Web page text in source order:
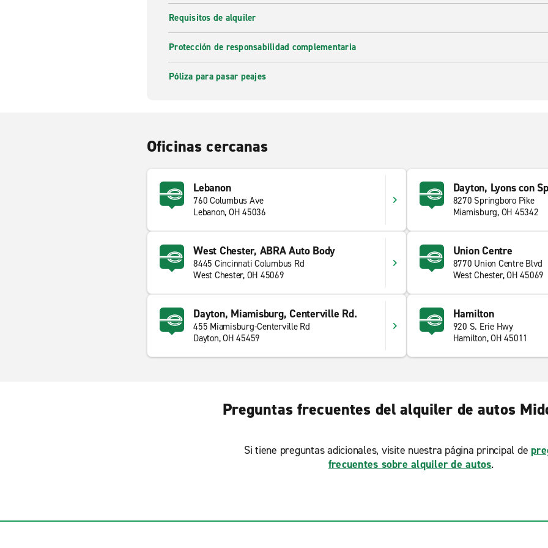
Requisitos de alquiler
Protección de responsabilidad complementaria
Póliza para pasar peajes
Oficinas cercanas
Lebanon
760 Columbus Ave
Lebanon, OH 45036
Dayton, Lyons con
8270 Springboro Pike
Miamisburg, OH 45342
West Chester, ABRA Auto Body
8445 Cincinnati Columbus Rd
West Chester, OH 45069
Union Centre
8770 Union Centre Blvd
West Chester, OH 45069
Dayton, Miamisburg, Centerville Rd.
455 Miamisburg-Centerville Rd
Dayton, OH 45459
Hamilton
920 S. Erie Hwy
Hamilton, OH 45011
Preguntas frecuentes del alquiler de autos
Si tiene preguntas adicionales, visite nuestra página principal de
frecuentes sobre alquiler de autos.